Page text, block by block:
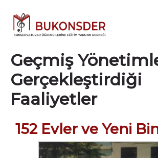
Geçmiş
Gerçekleştirdiği
Faaliyetler
152 Evler ve Yeni